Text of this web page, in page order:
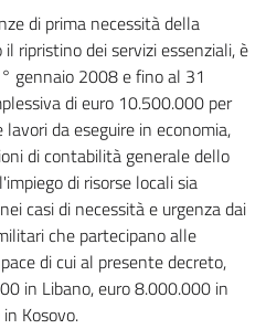
di prima necessità della
ripristino dei servizi essenziali, è
gennaio 2008 e fino al 31
di euro 10.500.000 per
da eseguire in economia,
di contabilità generale dello
di risorse locali sia
casi di necessità e urgenza dai
che partecipano alle
di cui al presente decreto,
in Libano, euro 8.000.000 in
Kosovo.